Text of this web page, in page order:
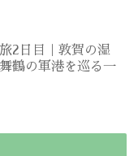
2日目｜敦賀の湿
鶴の軍港を巡る一